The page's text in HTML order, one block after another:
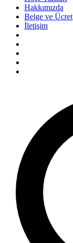
Hakkımızda
Belge ve Ücret
İletişim